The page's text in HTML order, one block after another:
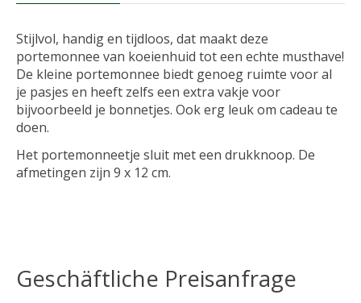
Stijlvol, handig en tijdloos, dat maakt deze
portemonnee van koeienhuid tot een echte musthave!
De kleine portemonnee biedt genoeg ruimte voor al
je pasjes en heeft zelfs een extra vakje voor
bijvoorbeeld je bonnetjes. Ook erg leuk om cadeau te
doen.
Het portemonneetje sluit met een drukknoop. De
afmetingen zijn 9 x 12 cm.
Geschäftliche Preisanfrage